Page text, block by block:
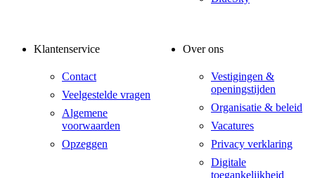
Klantenservice
Contact
Veelgestelde vragen
Algemene
voorwaarden
Opzeggen
Over ons
Vestigingen &
openingstijden
Organisatie & beleid
Vacatures
Privacy verklaring
Digitale
toegankelijkheid